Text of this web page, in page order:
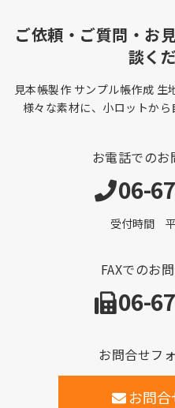
ご依頼・ご質問・お
談く
見本帳製作 サンプル帳作成
様々な素材に、小ロットから
お電話でのお
06-
受付時間
FAXでのお
06-
お問合せフ
お問